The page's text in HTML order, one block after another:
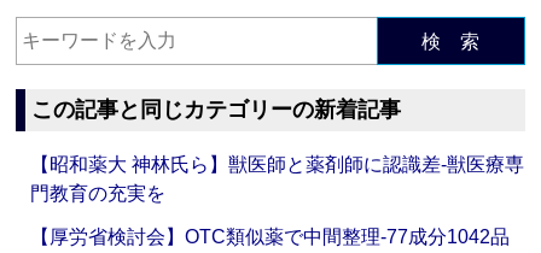
検 索
この記事と同じカテゴリーの新着記事
【昭和薬大 神林氏ら】獣医師と薬剤師に認識差‐獣医療専
門教育の充実を
【厚労省検討会】OTC類似薬で中間整理‐77成分1042品